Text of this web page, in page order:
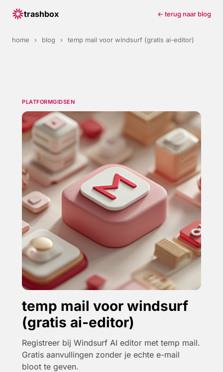
trashbox ← terug naar blog
home › blog › temp mail voor windsurf (gratis ai-editor)
PLATFORMGIDSEN
temp mail voor windsurf
(gratis ai-editor)
Registreer bij Windsurf AI editor met temp mail.
Gratis aanvullingen zonder je echte e-mail
bloot te geven.